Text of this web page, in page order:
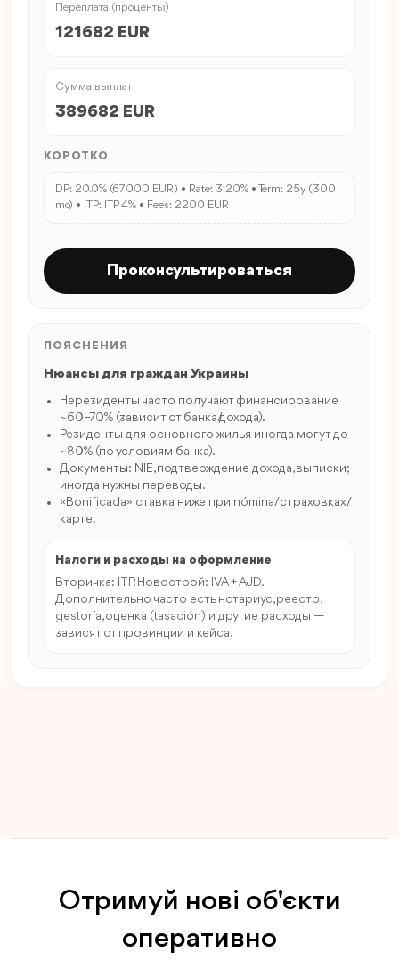
Переплата (проценты)
121682 EUR
Сумма выплат
389682 EUR
КОРОТКО
DP: 20.0% (67000 EUR) • Rate: 3.20% • Term: 25y (300
mo) • ITP: ITP 4% • Fees: 2200 EUR
Проконсультироваться
ПОЯСНЕНИЯ
Нюансы для граждан Украины
Нерезиденты часто получают финансирование
~60–70% (зависит от банка/дохода).
Резиденты для основного жилья иногда могут до
~80% (по условиям банка).
Документы: NIE, подтверждение дохода, выписки;
иногда нужны переводы.
«Bonificada» ставка ниже при nómina/страховках/
карте.
Налоги и расходы на оформление
Вторичка: ITP. Новострой: IVA + AJD.
Дополнительно часто есть нотариус, реестр,
gestoría, оценка (tasación) и другие расходы —
зависят от провинции и кейса.
Отримуй нові об'єкти
оперативно